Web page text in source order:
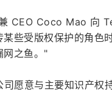
CEO Coco Mao 向
些受版权保护的角色
网之鱼。"
愿意与主要知识产权